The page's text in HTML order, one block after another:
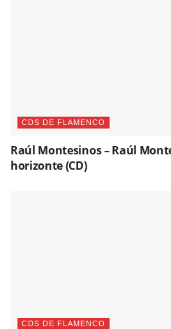
CDS DE FLAMENCO
Raúl Montesinos – Raúl
horizonte (CD)
CDS DE FLAMENCO